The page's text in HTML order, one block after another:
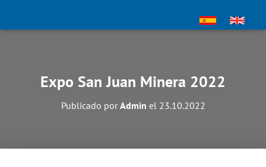
Expo San Juan Minera 2022
Publicado por Admin el 23.10.2022